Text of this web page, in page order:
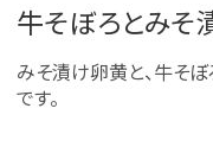
牛そぼろとみそ
みそ漬け卵黄と、牛そ
です。